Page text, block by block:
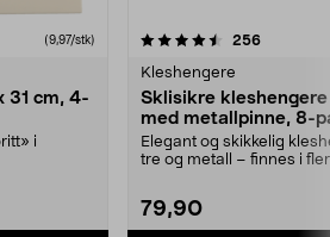
(9,97/stk)
31 cm, 4-
i
256
Kleshengere
Sklisikre
med metallpinne, 8-
Elegant og skikkelig
tre og metall – finnes i
79,90
4.5av 5 stjerner